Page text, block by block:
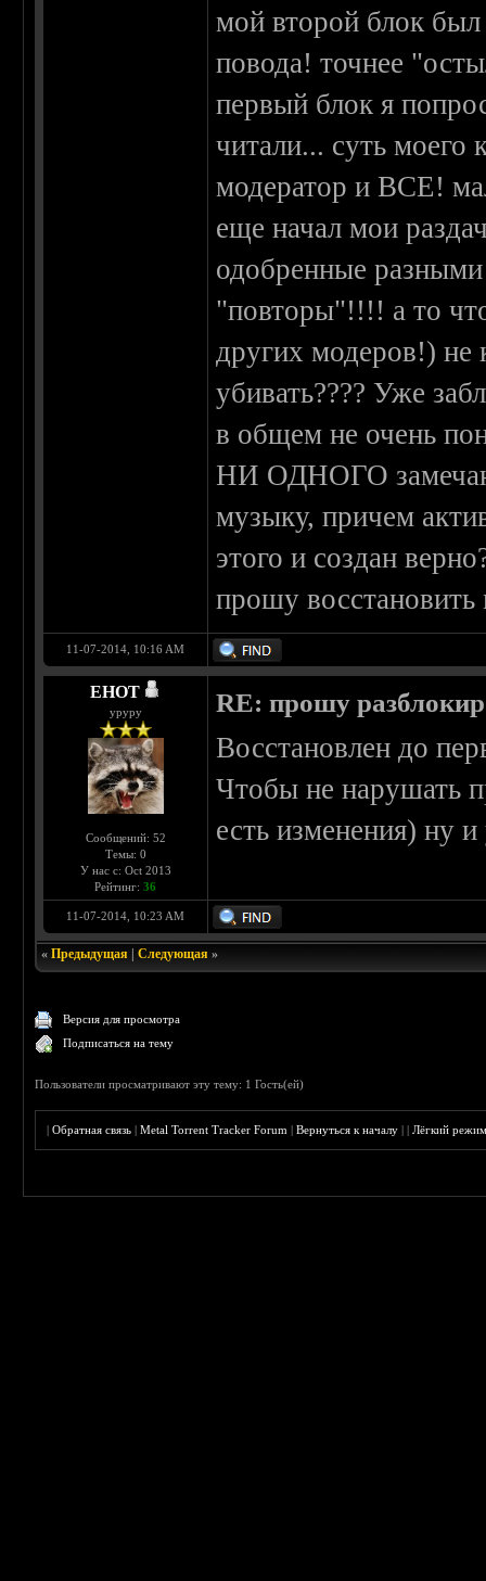
мой второй блок
повода! точнее
первый блок я
читали... суть моего
модератор и ВСЕ!
еще начал мои
одобренные
"повторы"!!!! а то
других модеров!) не
убивать???? Уже
в общем не очень
НИ ОДНОГО
музыку, причем
этого и создан
прошу восстановить
11-07-2014, 10:16 AM
EHOT
уруру
Сообщений: 52
Темы: 0
У нас с: Oct 2013
Рейтинг:36
RE: прошу
Восстановлен до
Чтобы не нарушать
есть изменения) ну и
11-07-2014, 10:23 AM
«Предыдущая |Следующая »
Версия для просмотра
Подписаться на тему
Пользователи просматривают эту тему: 1 Гость(ей)
|Обратная связь |Metal Torrent Tracker Forum |Вернуться к началу ||Лёгкий